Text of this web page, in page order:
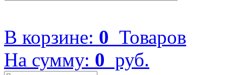
В корзине: 0 Товаров
На сумму: 0 руб.